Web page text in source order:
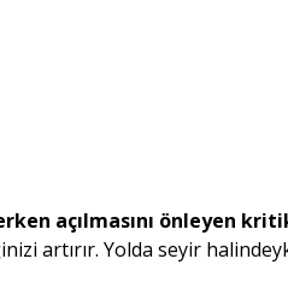
açılmasını önleyen
artırır. Yolda seyir